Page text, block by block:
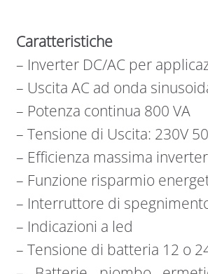
Caratteristiche
– Inverter DC/AC per
– Uscita AC ad onda
– Potenza continua 800 VA
– Tensione di Uscita: 230V
– Efficienza massima
– Funzione risparmio
– Interruttore di
– Indicazioni a led
– Tensione di batteria 12 o